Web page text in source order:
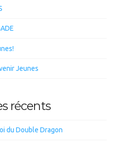
Jeunes
récents
du Double Dragon